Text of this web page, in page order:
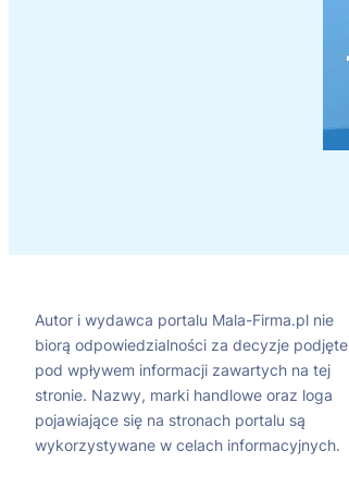
Autor i wydawca portalu Mala-Firma.pl nie
biorą odpowiedzialności za decyzje podjęte
pod wpływem informacji zawartych na tej
stronie. Nazwy, marki handlowe oraz loga
pojawiające się na stronach portalu są
wykorzystywane w celach informacyjnych.